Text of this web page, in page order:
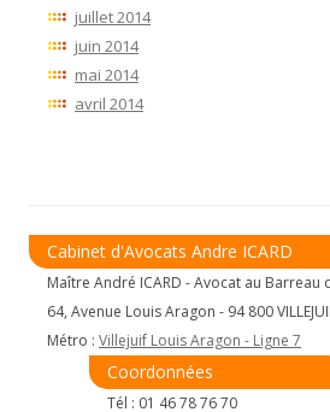
juillet 2014
juin 2014
mai 2014
avril 2014
Cabinet d'Avocats Andre ICARD
Maître André ICARD - Avocat au Barreau
64, Avenue Louis Aragon - 94 800
Métro : Villejuif Louis Aragon - Ligne 7
Coordonnées
Tél : 01 46 78 76 70